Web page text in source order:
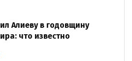
Алиеву в годовщину
что известно